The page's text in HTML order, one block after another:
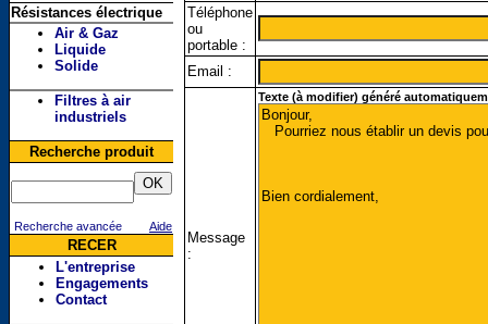
Résistances électrique
Air & Gaz
Liquide
Solide
Filtres à air
industriels
Recherche produit
Recherche avancée Aide
RECER
L'entreprise
Engagements
Contact
Téléphone
ou
portable :
Email :
Message
:
Texte (à modifier) généré